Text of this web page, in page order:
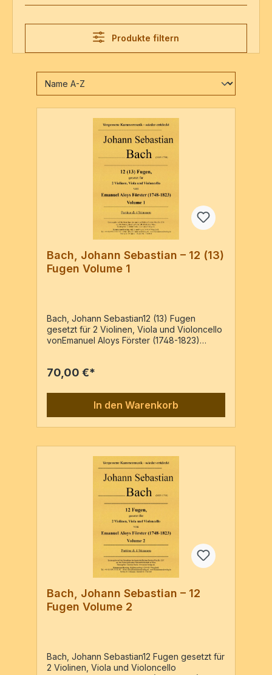
Produkte filtern
Bach, Johann Sebastian – 12 (13)
Fugen Volume 1
Bach, Johann Sebastian12 (13) Fugen
gesetzt für 2 Violinen, Viola und Violoncello
vonEmanuel Aloys Förster (1748-1823)
Mus.Hs.1236 aus der Österreichischen
VcPartitur & 4 Stimmen / 100 Seiten
70,00 €*
In den Warenkorb
Bach, Johann Sebastian – 12
Fugen Volume 2
Bach, Johann Sebastian12 Fugen gesetzt für
2 Violinen, Viola und Violoncello